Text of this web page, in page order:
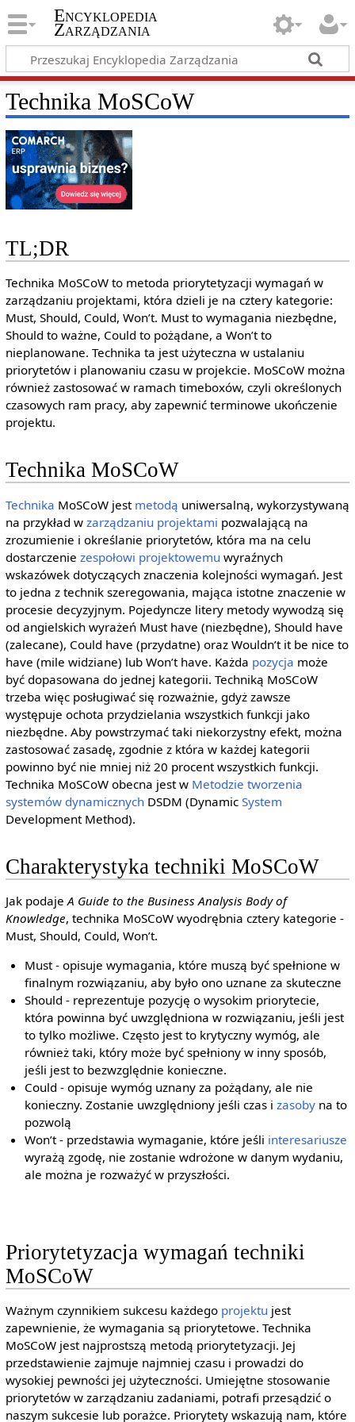
Encyklopedia
Zarządzania
Technika MoSCoW
TL;DR
Technika MoSCoW to metoda priorytetyzacji wymagań w
zarządzaniu projektami, która dzieli je na cztery kategorie:
Must, Should, Could, Won’t. Must to wymagania niezbędne,
Should to ważne, Could to pożądane, a Won’t to
nieplanowane. Technika ta jest użyteczna w ustalaniu
priorytetów i planowaniu czasu w projekcie. MoSCoW można
również zastosować w ramach timeboxów, czyli określonych
czasowych ram pracy, aby zapewnić terminowe ukończenie
projektu.
Technika MoSCoW
Technika MoSCoW jest metodą uniwersalną, wykorzystywaną
na przykład w zarządzaniu projektami pozwalającą na
zrozumienie i określanie priorytetów, która ma na celu
dostarczenie zespołowi projektowemu wyraźnych
wskazówek dotyczących znaczenia kolejności wymagań. Jest
to jedna z technik szeregowania, mająca istotne znaczenie w
procesie decyzyjnym. Pojedyncze litery metody wywodzą się
od angielskich wyrażeń Must have (niezbędne), Should have
(zalecane), Could have (przydatne) oraz Wouldn’t it be nice to
have (mile widziane) lub Won’t have. Każda pozycja może
być dopasowana do jednej kategorii. Techniką MoSCoW
trzeba więc posługiwać się rozważnie, gdyż zawsze
występuje ochota przydzielania wszystkich funkcji jako
niezbędne. Aby powstrzymać taki niekorzystny efekt, można
zastosować zasadę, zgodnie z która w każdej kategorii
powinno być nie mniej niż 20 procent wszystkich funkcji.
Technika MoSCoW obecna jest w Metodzie tworzenia
systemów dynamicznychDSDM (Dynamic System
Development Method).
Charakterystyka techniki MoSCoW
Jak podaje A Guide to the Business Analysis Body of
Knowledge, technika MoSCoW wyodrębnia cztery kategorie -
Must, Should, Could, Won’t.
Must - opisuje wymagania, które muszą być spełnione w
finalnym rozwiązaniu, aby było ono uznane za skuteczne
Should - reprezentuje pozycję o wysokim priorytecie,
która powinna być uwzględniona w rozwiązaniu, jeśli jest
to tylko możliwe. Często jest to krytyczny wymóg, ale
również taki, który może być spełniony w inny sposób,
jeśli jest to bezwzględnie konieczne.
Could - opisuje wymóg uznany za pożądany, ale nie
konieczny. Zostanie uwzględniony jeśli czas izasoby na to
pozwolą
Won’t - przedstawia wymaganie, które jeśli interesariusze
wyrażą zgodę, nie zostanie wdrożone w danym wydaniu,
ale można je rozważyć w przyszłości.
Priorytetyzacja wymagań techniki
MoSCoW
Ważnym czynnikiem sukcesu każdego projektu jest
zapewnienie, że wymagania są priorytetowe. Technika
MoSCoW jest najprostszą metodą priorytetyzacji. Jej
przedstawienie zajmuje najmniej czasu i prowadzi do
wysokiej pewności jej użyteczności. Umiejętne stosowanie
priorytetów w zarządzaniu zadaniami, potrafi przesądzić o
naszym sukcesie lub porażce. Priorytety wskazują nam, które